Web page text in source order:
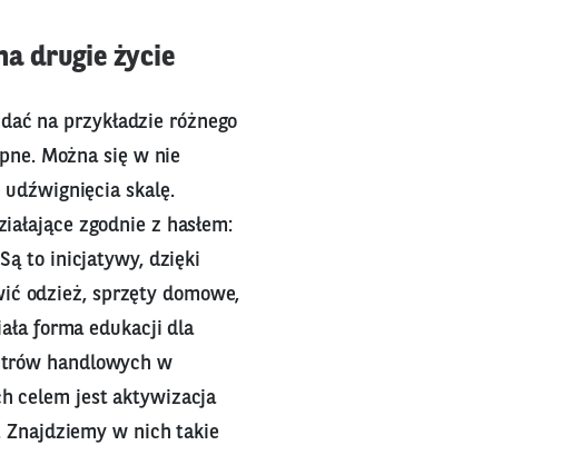
drugie życie
na przykładzie różnego
Można się w nie
skalę.
zgodnie z hasłem:
to inicjatywy, dzięki
odzież, sprzęty domowe,
forma edukacji dla
handlowych w
celem jest aktywizacja
Znajdziemy w nich takie